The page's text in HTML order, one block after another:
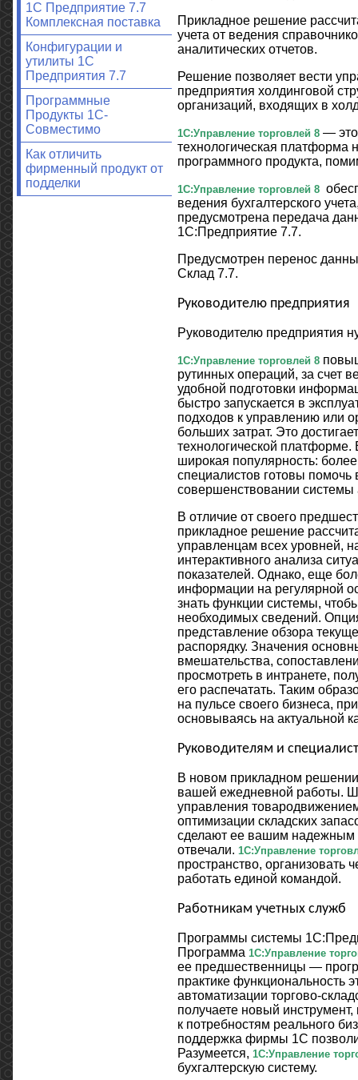
1С Предприятие 7.7
Комплексная поставка
Конфигурации и
утилиты 1С
Предприятия 7.7
Программные
Продукты 1С-
Совместимо
Как отличить
фирменный продукт от
подделки
Прикладное решение
учета от ведения
аналитических отчетов.
Решение позволяет вести
предприятия холдинговой
организаций, входящих в
1С:Управление торговлей 8 — это
технологическая платформа
программного продукта,
1С:Управление торговлей 8
ведения бухгалтерского
предусмотрена передача
1С:Предприятие 7.7.
Предусмотрен перенос
Склад 7.7.
Руководителю предприятия
Руководителю предприятия
1С:Управление торговлей 8
рутинных операций, за счет
удобной подготовки
быстро запускается в
подходов к управлению или
больших затрат. Это
технологической
широкая популярность:
специалистов готовы
совершенствовании системы
В отличие от своего
прикладное решение
управленцам всех уровней,
интерактивного анализа
показателей. Однако, еще
информации на регулярной
знать функции системы,
необходимых сведений.
представление обзора
распорядку. Значения
вмешательства,
просмотреть в интранете,
его распечатать. Таким
на пульсе своего бизнеса,
основываясь на актуальной
Руководителям и
В новом прикладном
вашей ежедневной работы.
управления
оптимизации складских
сделают ее вашим надежным
отвечали. 1С:Управление
пространство, организовать
работать единой командой.
Работникам учетных служб
Программы системы
Программа 1С:Управление
ее предшественницы —
практике функциональность
автоматизации торгово-
получаете новый
к потребностям реального
поддержка фирмы 1С
Разумеется, 1С:Управление
бухгалтерскую систему.